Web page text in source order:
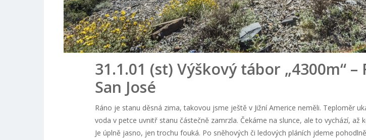
31.1.01 (st) Výškový tábor „4300m“ –
San José
Ráno je stanu děsná zima, takovou jsme ještě v Jižní Americe neměli. Teploměr
voda v petce uvnitř stanu částečně zamrzla. Čekáme na slunce, ale to vychází, až
Je úplně jasno, jen trochu fouká. Po sněhových či ledových pláních jdeme